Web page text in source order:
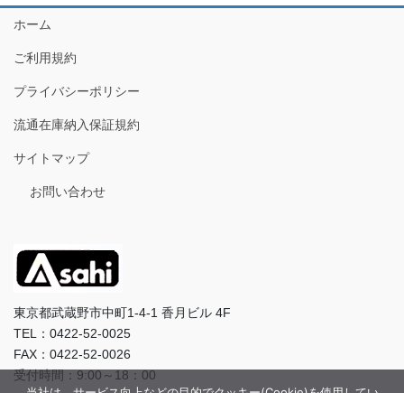
ホーム
ご利用規約
プライバシーポリシー
流通在庫納入保証規約
サイトマップ
お問い合わせ
東京都武蔵野市中町1-4-1 香月ビル 4F
TEL：0422-52-0025
FAX：0422-52-0026
受付時間：9:00～18：00